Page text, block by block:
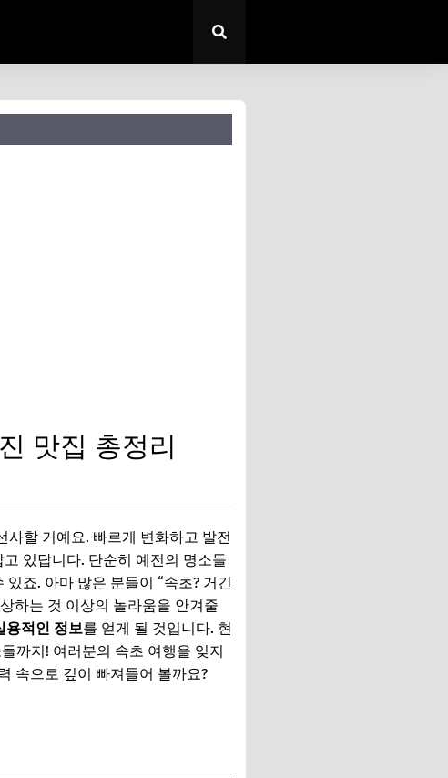
맛집 총정리
사할 거예요. 빠르게 변화하고 발전
있답니다. 단순히 예전의 명소들
죠. 아마 많은 분들이 “속초? 거긴
하는 것 이상의 놀라움을 안겨줄
용적인 정보를 얻게 될 것입니다. 현
까지! 여러분의 속초 여행을 잊지
속으로 깊이 빠져들어 볼까요?